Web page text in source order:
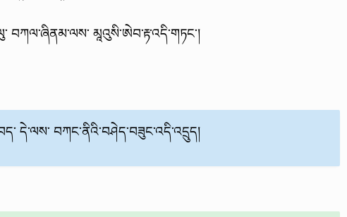
བཀལ་ཞིནམ་ལས་ མཱའུསི་ཨེབ་རྟ་འདི་གཏང་།
དེ་ལས་ བཀང་ནིའི་བཤེད་བཟུང་འདི་འདྲུད།